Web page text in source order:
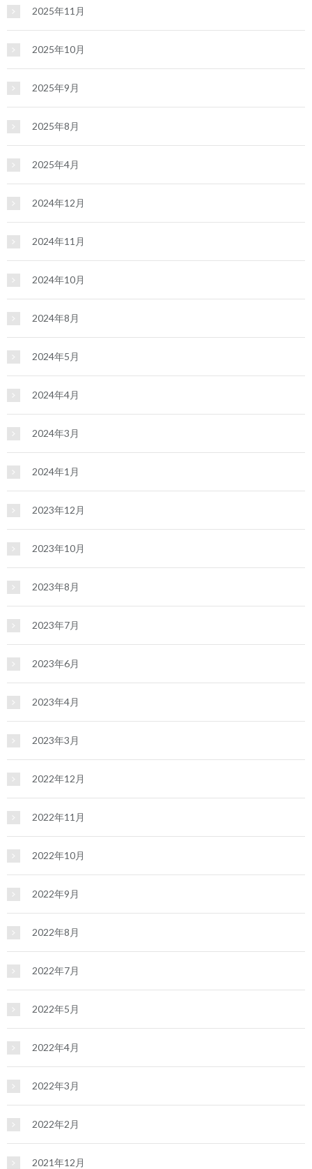
2025年11月
2025年10月
2025年9月
2025年8月
2025年4月
2024年12月
2024年11月
2024年10月
2024年8月
2024年5月
2024年4月
2024年3月
2024年1月
2023年12月
2023年10月
2023年8月
2023年7月
2023年6月
2023年4月
2023年3月
2022年12月
2022年11月
2022年10月
2022年9月
2022年8月
2022年7月
2022年5月
2022年4月
2022年3月
2022年2月
2021年12月